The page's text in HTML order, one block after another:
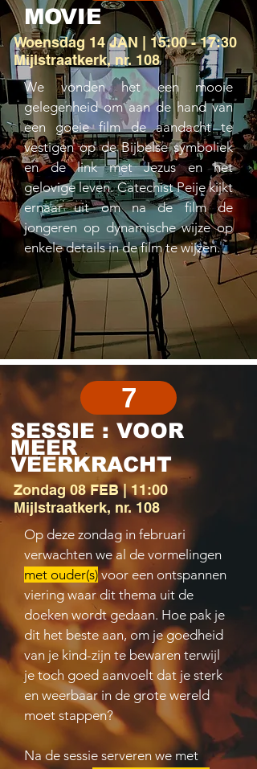
MOVIE
Woensdag 14 JAN | 15:00 - 17:30
Mijlstraatkerk, nr. 108
We vonden het een mooie
gelegenheid om aan de hand van
een goeie film de aandacht te
vestigen op de Bijbelse symboliek
en de link met Jezus en het
gelovige leven. Catechist Peije kijkt
ernaar uit om na de film de
jongeren op dynamische wijze op
enkele details in de film te wijzen.
7
SESSIE : VOOR
MEER
VEERKRACHT
Zondag 08 FEB | 11:00
Mijlstraatkerk, nr. 108
Op deze zondag in februari
verwachten we al de vormelingen
met ouder(s)voor een ontspannen
viering waar dit thema uit de
doeken wordt gedaan. Hoe pak je
dit het beste aan, om je goedheid
van je kind-zijn te bewaren terwijl
je toch goed aanvoelt dat je sterk
en weerbaar in de grote wereld
moet stappen?
Na de sessie serveren we met